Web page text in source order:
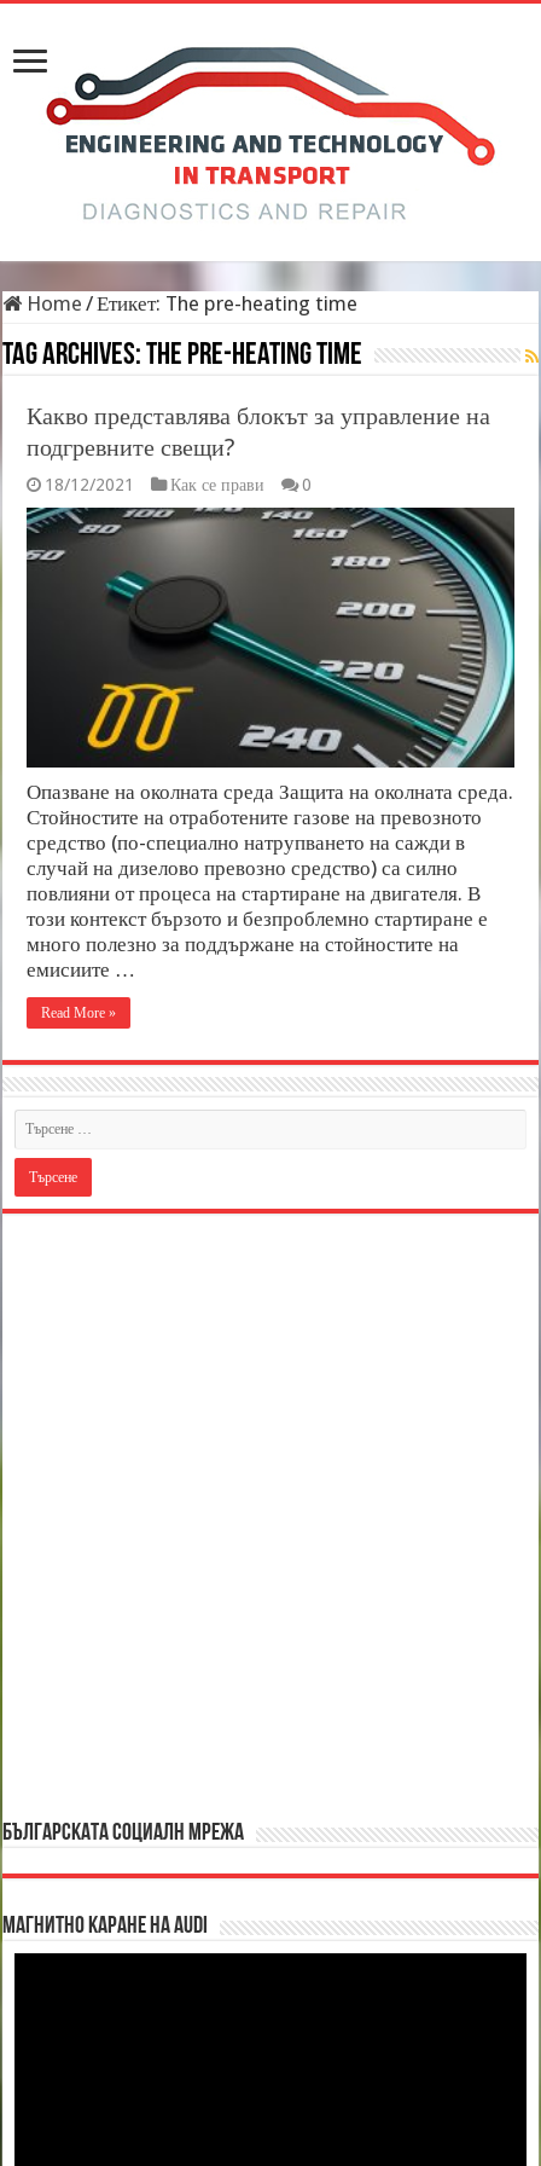
Home /Етикет: The pre-heating time
Tag Archives:The pre-heating time
Какво представлява блокът за управление на
подгревните свещи?
18/12/2021 Как се прави 0
Опазване на околната среда Защита на околната среда.
Стойностите на отработените газове на превозното
средство (по-специално натрупването на сажди в
случай на дизелово превозно средство) са силно
повлияни от процеса на стартиране на двигателя. В
този контекст бързото и безпроблемно стартиране е
много полезно за поддържане на стойностите на
емисиите …
Read More »
БЪЛГАРСКАТА СОЦИАЛН МРЕЖА
Магнитно каране на Audi